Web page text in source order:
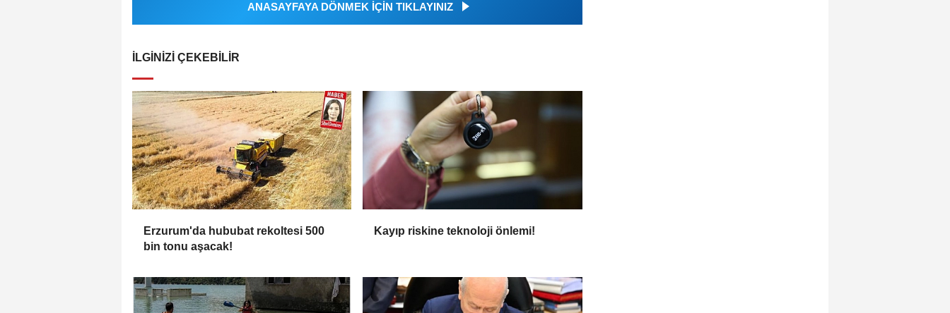
ANASAYFAYA DÖNMEK İÇİN TIKLAYINIZ
İLGINIZI ÇEKEBILIR
Erzurum'da hububat rekoltesi 500
bin tonu aşacak!
Kayıp riskine teknoloji önlemi!